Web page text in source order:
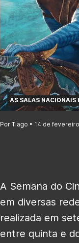
AS SALAS NACIONAIS
Por Tiago • 14 de
A Semana do
em diversas
realizada em
entre quinta e